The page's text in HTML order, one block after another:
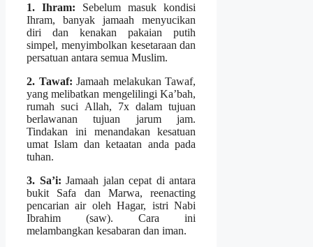
1. Ihram: Sebelum masuk kondisi
Ihram, banyak jamaah menyucikan
diri dan kenakan pakaian putih
simpel, menyimbolkan kesetaraan dan
persatuan antara semua Muslim.
2. Tawaf: Jamaah melakukan Tawaf,
yang melibatkan mengelilingi Ka’bah,
rumah suci Allah, 7x dalam tujuan
berlawanan tujuan jarum jam.
Tindakan ini menandakan kesatuan
umat Islam dan ketaatan anda pada
tuhan.
3. Sa’i: Jamaah jalan cepat di antara
bukit Safa dan Marwa, reenacting
pencarian air oleh Hagar, istri Nabi
Ibrahim (saw). Cara ini
melambangkan kesabaran dan iman.